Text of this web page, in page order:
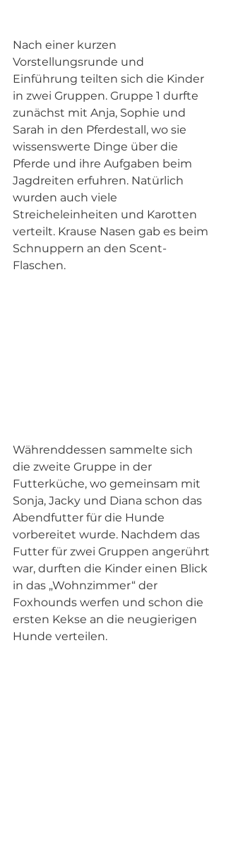
Nach einer kurzen
Vorstellungsrunde und
Einführung teilten sich die Kinder
in zwei Gruppen. Gruppe 1 durfte
zunächst mit Anja, Sophie und
Sarah in den Pferdestall, wo sie
wissenswerte Dinge über die
Pferde und ihre Aufgaben beim
Jagdreiten erfuhren. Natürlich
wurden auch viele
Streicheleinheiten und Karotten
verteilt. Krause Nasen gab es beim
Schnuppern an den Scent-
Flaschen.
Währenddessen sammelte sich
die zweite Gruppe in der
Futterküche, wo gemeinsam mit
Sonja, Jacky und Diana schon das
Abendfutter für die Hunde
vorbereitet wurde. Nachdem das
Futter für zwei Gruppen angerührt
war, durften die Kinder einen Blick
in das „Wohnzimmer“ der
Foxhounds werfen und schon die
ersten Kekse an die neugierigen
Hunde verteilen.